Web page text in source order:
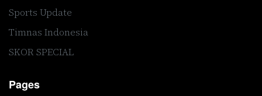
Sports Update
Timnas Indonesia
SKOR SPECIAL
Pages